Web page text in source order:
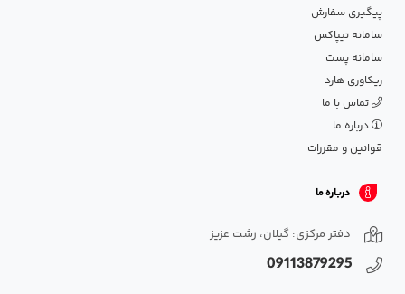
پیگیری سفارش
سامانه تیپاکس
سامانه پست
ریکاوری هارد
تماس با ما
درباره ما
قوانین و مقررات
درباره ما
دفتر مرکزی: گیلان، رشت عزیز
09113879295